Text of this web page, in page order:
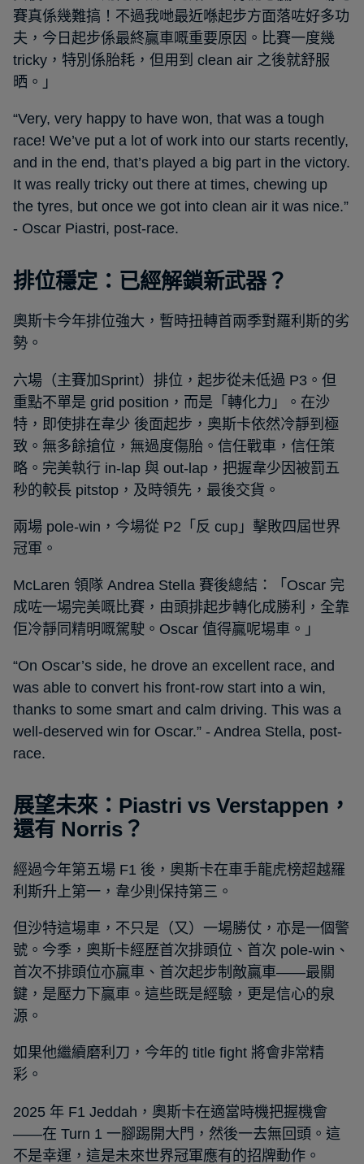
賽真係幾難搞！不過我哋最近喺起步方面落咗好多功
夫，今日起步係最終贏車嘅重要原因。比賽一度幾
tricky，特別係胎耗，但用到 clean air 之後就舒服
晒。」
“Very, very happy to have won, that was a tough
race! We’ve put a lot of work into our starts recently,
and in the end, that’s played a big part in the victory.
It was really tricky out there at times, chewing up
the tyres, but once we got into clean air it was nice.”
- Oscar Piastri, post-race.
排位穩定：已經解鎖新武器？
奧斯卡今年排位強大，暫時扭轉首兩季對羅利斯的劣
勢。
六場（主賽加Sprint）排位，起步從未低過 P3。但
重點不單是 grid position，而是「轉化力」。在沙
特，即使排在韋少 後面起步，奧斯卡依然冷靜到極
致。無多餘搶位，無過度傷胎。信任戰車，信任策
略。完美執行 in-lap 與 out-lap，把握韋少因被罰五
秒的較長 pitstop，及時領先，最後交貨。
兩場 pole-win，今場從 P2「反 cup」擊敗四屆世界
冠軍。
McLaren 領隊 Andrea Stella 賽後總結：「Oscar 完
成咗一場完美嘅比賽，由頭排起步轉化成勝利，全靠
佢冷靜同精明嘅駕駛。Oscar 值得贏呢場車。」
“On Oscar’s side, he drove an excellent race, and
was able to convert his front-row start into a win,
thanks to some smart and calm driving. This was a
well-deserved win for Oscar.” - Andrea Stella, post-
race.
展望未來：Piastri vs Verstappen，
還有 Norris？
經過今年第五場 F1 後，奧斯卡在車手龍虎榜超越羅
利斯升上第一，韋少則保持第三。
但沙特這場車，不只是（又）一場勝仗，亦是一個警
號。今季，奧斯卡經歷首次排頭位、首次 pole-win、
首次不排頭位亦贏車、首次起步制敵贏車——最關
鍵，是壓力下贏車。這些既是經驗，更是信心的泉
源。
如果他繼續磨利刀，今年的 title fight 將會非常精
彩。
2025 年 F1 Jeddah，奧斯卡在適當時機把握機會
——在 Turn 1 一腳踢開大門，然後一去無回頭。這
不是幸運，這是未來世界冠軍應有的招牌動作。